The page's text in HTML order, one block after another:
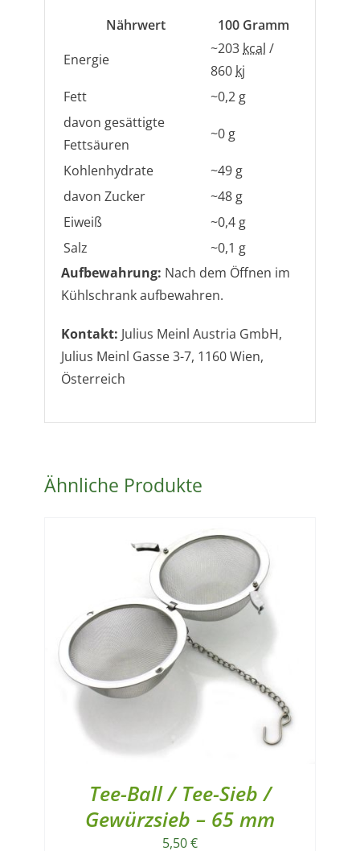
Nährwert 100 Gramm
Energie
~203 kcal /
860 kj
Fett
~0,2 g
davon gesättigte
Fettsäuren
~0 g
Kohlenhydrate ~49 g
davon Zucker
~48 g
Eiweiß
~0,4 g
Salz
~0,1 g
Aufbewahrung: Nach dem Öffnen im
Kühlschrank aufbewahren.
Kontakt: Julius Meinl Austria GmbH,
Julius Meinl Gasse 3-7, 1160 Wien,
Österreich
Ähnliche Produkte
Tee-Ball / Tee-Sieb /
Gewürzsieb – 65 mm
5,50€